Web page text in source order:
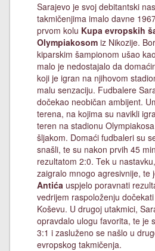
Sarajevo je svoj debitantski
takmičenjima imalo davne
prvom kolu Kupa evropskih
Olympiakosom iz Nikozije.
kiparskim šampionom ušao
malo je nedostajalo da
koji je igran na njihovom
malu senzaciju. Fudbalere
dočekao neobičan ambijent.
terena, na kojima su navikli
teren na stadionu
šljakom. Domaći fudbaleri su
snašli, te su nakon prvih 45
rezultatom 2:0. Tek u
zaigralo mnogo agresivnije, te
Antića uspjelo poravnati
vedrijem raspoloženju
Koševu. U drugoj utakmici,
opravdalo ulogu favorita, te je
3:1 i zasluženo se našlo u
evropskog takmičenja.